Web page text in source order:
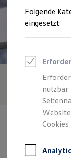
Junge
Leasing
Verantwortlich für
Folgende
eingesetzt:
nutzbar